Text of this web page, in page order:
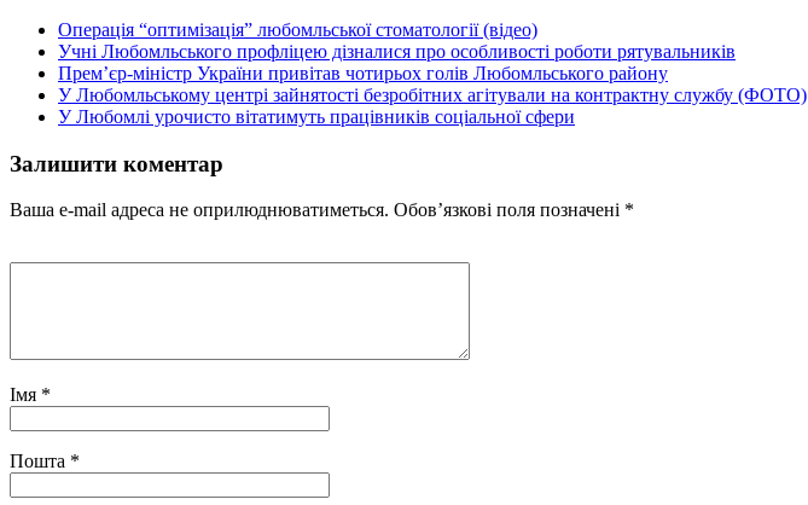
Операція “оптимізація” любомльської стоматології (відео)
Учні Любомльського профліцею дізналися про особливості роботи рятувальників
Прем’єр-міністр України привітав чотирьох голів Любомльського району
У Любомльському центрі зайнятості безробітних агітували на контрактну службу (ФОТО)
У Любомлі урочисто вітатимуть працівників соціальної сфери
Залишити коментар
Ваша e-mail адреса не оприлюднюватиметься. Обов’язкові поля позначені *
Імя *
Пошта *